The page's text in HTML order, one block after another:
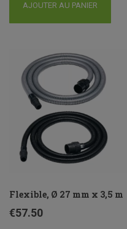
AJOUTER AU PANIER
Flexible, Ø 27 mm x 3,5 m
€57.50